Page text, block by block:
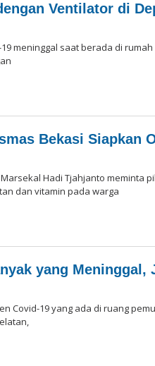
Ventilator di
19 meninggal saat berada di
Bekasi Siapkan
Marsekal Hadi Tjahjanto meminta
dan vitamin pada warga
yang Meninggal,
Covid-19 yang ada di ruang